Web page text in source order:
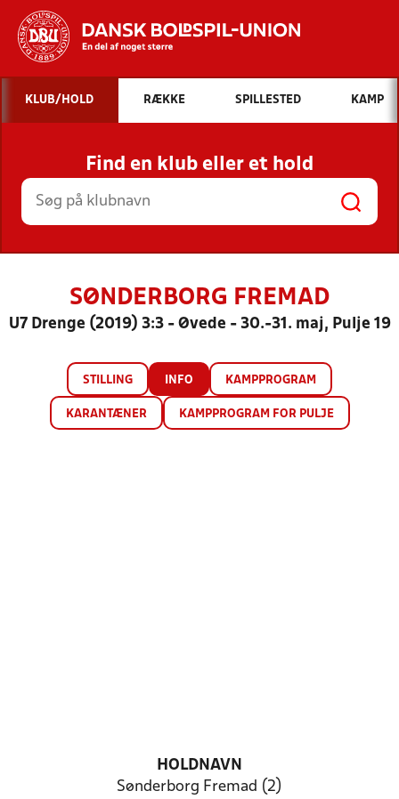
Hvad vil du søge efter?
INDHOLD OG NYHEDER
STILLINGER, RESULTATER, KLUBBER OG
HOLD
KLUB/HOLD RÆKKE SPILLESTED KAMP
Find en klub eller et hold
SØNDERBORG FREMAD
U7 Drenge (2019) 3:3 - Øvede - 30.-31. maj, Pulje 19
STILLING INFO KAMPPROGRAM
KARANTÆNER KAMPPROGRAM FOR PULJE
HOLDNAVN
Sønderborg Fremad (2)